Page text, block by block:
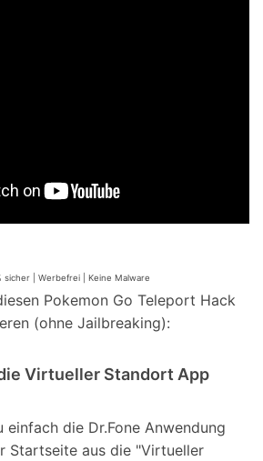
sicher | Werbefrei | Keine Malware
Pokemon Go Teleport Hack
(ohne Jailbreaking):
Virtueller Standort App
einfach die Dr.Fone Anwendung
Startseite aus die "Virtueller